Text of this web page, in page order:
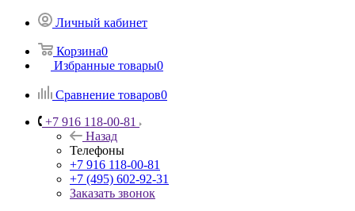
Личный кабинет
Корзина0
Избранные товары0
Сравнение товаров0
+7 916 118-00-81
Назад
Телефоны
+7 916 118-00-81
+7 (495) 602-92-31
Заказать звонок